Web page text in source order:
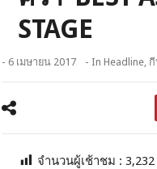
STAGE
- 6 เมษายน 2017 - InHeadline,
จำนวนผู้เช้าชม :3,232